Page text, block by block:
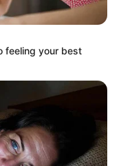
feeling your best